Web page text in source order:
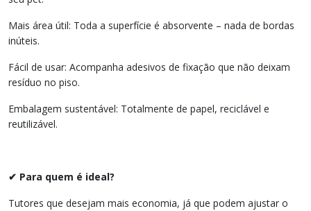
Mais área útil: Toda a superfície é absorvente – nada de bordas
inúteis.
Fácil de usar: Acompanha adesivos de fixação que não deixam
resíduo no piso.
Embalagem sustentável: Totalmente de papel, reciclável e
reutilizável.
✔ Para quem é ideal?
Tutores que desejam mais economia, já que podem ajustar o